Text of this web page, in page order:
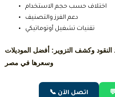
اختلاف حسب حجم الاستخدام
دعم الفرز والتصنيف
تقنيات تشغيل أوتوماتيكي
النقود وكشف التزوير: أفضل الموديلات
وسعرها في مصر
📞 اتصل الآن